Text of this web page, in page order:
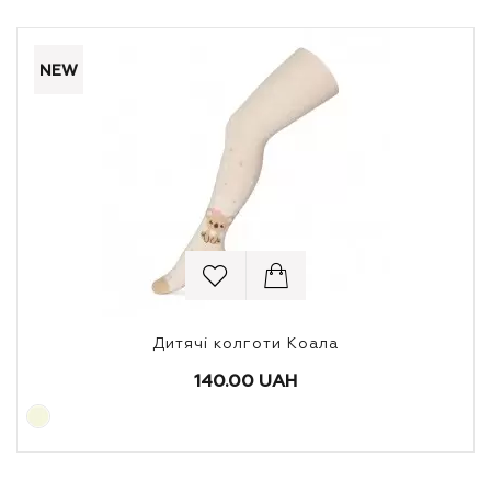
NEW
Дитячі колготи Коала
140.00 UAH